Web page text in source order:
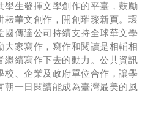
學生發揮文學創作的平臺，鼓勵
耘華文創作，開創璀璨新頁。環
國傳達公司持續支持全球華文學
大家寫作，寫作和閱讀是相輔相
繼續寫作下去的動力。公共資訊
校、企業及政府單位合作，讓學
朝一日閱讀能成為臺灣最美的風